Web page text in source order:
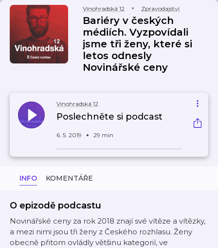
Vinohradská 12 Zpravodajství
Bariéry v českých
médiích. Vyzpovídali
jsme tři ženy, které si
letos odnesly
Novinářské ceny
Vinohradská 12
Poslechněte si podcast
6. 5. 2019 29 min
INFO KOMENTÁŘE
O epizodě podcastu
Novinářské ceny za rok 2018 znají své vítěze a vítězky,
a mezi nimi jsou tři ženy z Českého rozhlasu. Ženy
obecně přitom ovládly většinu kategorií, ve